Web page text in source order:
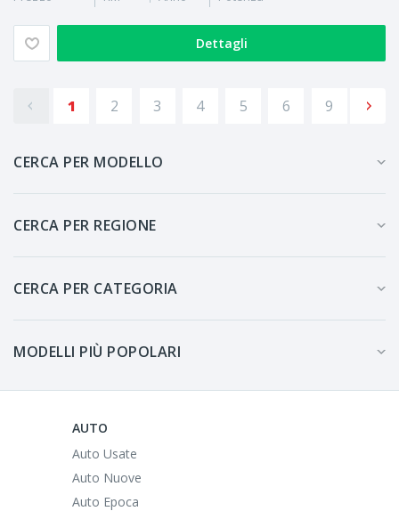
Dettagli
1 2 3 4 5 6 9
CERCA PER MODELLO
CERCA PER REGIONE
CERCA PER CATEGORIA
MODELLI PIÙ POPOLARI
AUTO
Auto Usate
Auto Nuove
Auto Epoca